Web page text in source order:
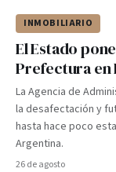
INMOBILIARIO
El Estado
Prefectura en
La Agencia de
la desafectación y
hasta hace poco
Argentina.
26 de agosto